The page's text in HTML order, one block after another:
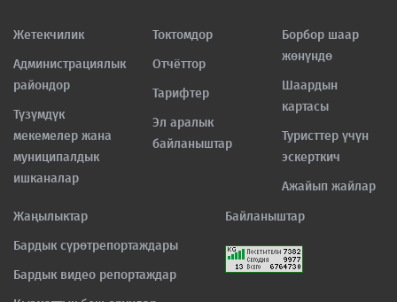
Жетекчилик
Администрациялык
райондор
Түзүмдүк
мекемелер жана
муниципалдык
ишканалар
Токтомдор
Отчёттор
Тарифтер
Эл аралык
байланыштар
Борбор шаар
жөнүндө
Шаардын
картасы
Туристтер үчүн
эскерткич
Ажайып жайлар
Жаңылыктар
Бардык сүрөтрепортаждары
Бардык видео репортаждар
Байланыштар